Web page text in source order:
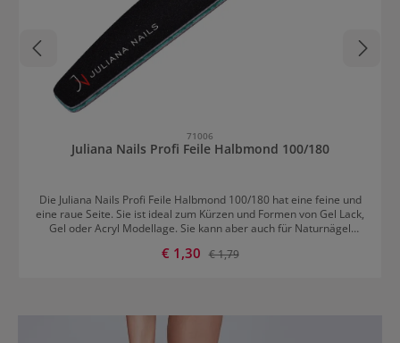
71006
Juliana Nails Profi Feile Halbmond 100/180
Die Juliana Nails Profi Feile Halbmond 100/180 hat eine feine und
eine raue Seite. Sie ist ideal zum Kürzen und Formen von Gel Lack,
Gel oder Acryl Modellage. Sie kann aber auch für Naturnägel
europäisches Qualitätsprodukt mit langer Haltbarkeit.
Verkaufspreis:
€ 1,30 Regulärer Preis:
€ 1,79